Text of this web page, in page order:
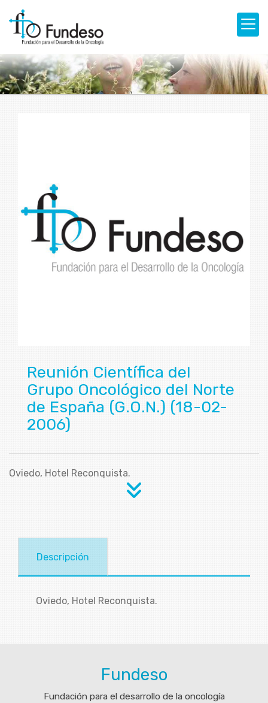
Reunión Científica del
Grupo Oncológico del Norte
de España (G.O.N.) (18-02-
2006)
Oviedo, Hotel Reconquista.
Descripción
Oviedo, Hotel Reconquista.
Fundeso
Fundación para el desarrollo de la oncología